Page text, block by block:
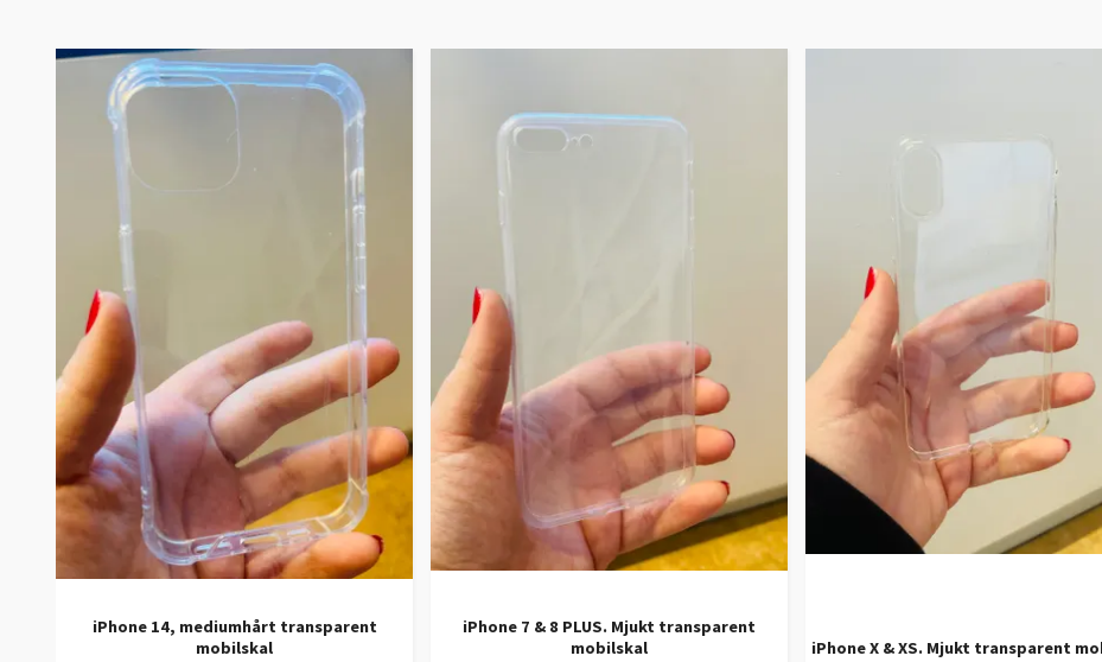
iPhone 14, mediumhårt transparent
mobilskal
iPhone 7 & 8 PLUS. Mjukt transparent
mobilskal
iPhone X & XS. Mjukt transparent